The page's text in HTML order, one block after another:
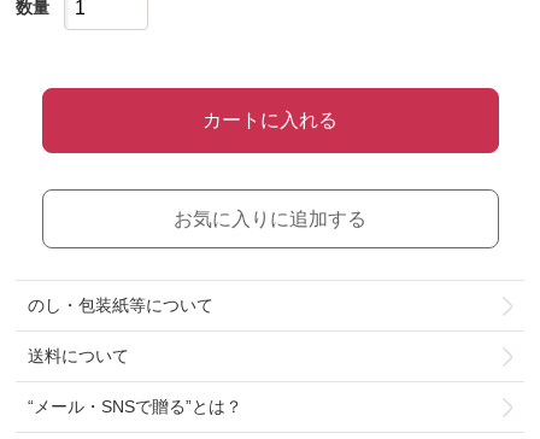
数量
カートに入れる
お気に入りに追加する
のし・包装紙等について
送料について
“メール・SNSで贈る”とは？